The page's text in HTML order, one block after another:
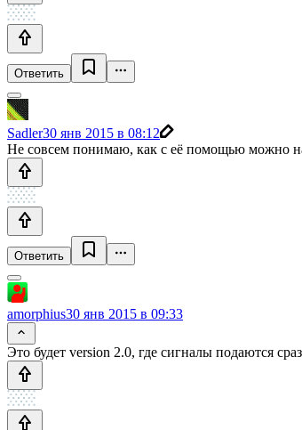
Ответить
Sadler30 янв 2015 в 08:12
Не совсем понимаю, как с её помощью можно
Ответить
amorphius30 янв 2015 в 09:33
Это будет version 2.0, где сигналы подаются